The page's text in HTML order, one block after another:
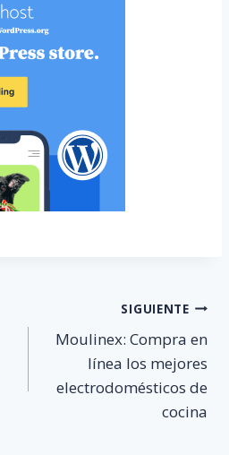
SIGUIENTE
Moulinex: Compra en
línea los mejores
electrodomésticos de
cocina